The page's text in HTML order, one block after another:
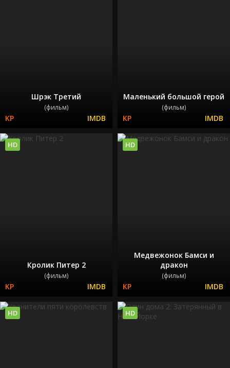
Шрэк Третий
(фильм)
Маленький большой герой
(фильм)
Кролик Питер 2
(фильм)
HD
Медвежонок Бамси и
дракон
(фильм)
HD
HD HD